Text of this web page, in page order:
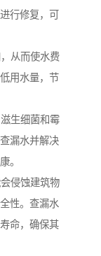
行修复，可
从而使水费
用水量，节
生细菌和霉
漏水并解决
。
侵蚀建筑物
性。查漏水
命，确保其